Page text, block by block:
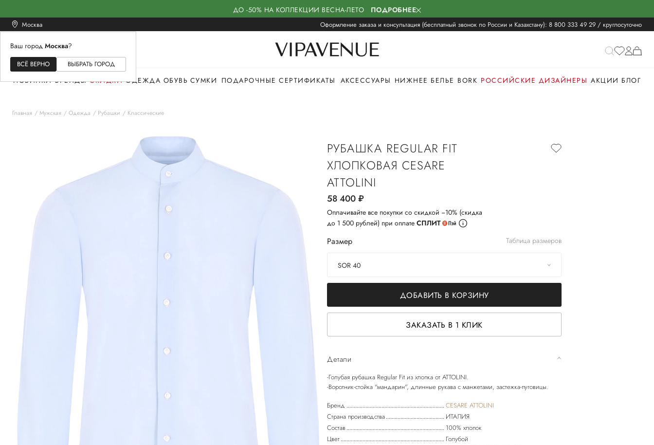
ДО -50% НА КОЛЛЕКЦИИ ВЕСНА-ЛЕТО ПОДРОБНЕЕ
Москва Оформление заказа и консультация (бесплатный звонок по России и Казахстану): 8 800 333 49 29 / круглосуточно
Ваш город Москва?
ВСЁ ВЕРНО ВЫБРАТЬ ГОРОД
ЖЕНСКОЕМУЖСКОЕ
НОВИНКИ БРЕНДЫ СКИДКИ ОДЕЖДА ОБУВЬ СУМКИ ПОДАРОЧНЫЕ СЕРТИФИКАТЫ АКСЕССУАРЫ НИЖНЕЕ БЕЛЬЕ BORK РОССИЙСКИЕ ДИЗАЙНЕРЫ АКЦИИ БЛОГ
Главная Мужская Одежда Рубашки Классические
РУБАШКА REGULAR FIT
ХЛОПКОВАЯ CESARE
ATTOLINI
58 400руб.
Оплачивайте все покупки со скидкой −10% (скидка
до 1 500 рублей) при оплате СПЛИТ
Размер Таблица размеров
SOR 40
ДОБАВИТЬ В КОРЗИНУ
ЗАКАЗАТЬ В 1 КЛИК
Детали
-Голубая рубашка Regular Fit из хлопка от ATTOLINI.
Бренд
CESARE ATTOLINI
Страна производства
ИТАЛИЯ
Состав
100% хлопок
Цвет
Голубой